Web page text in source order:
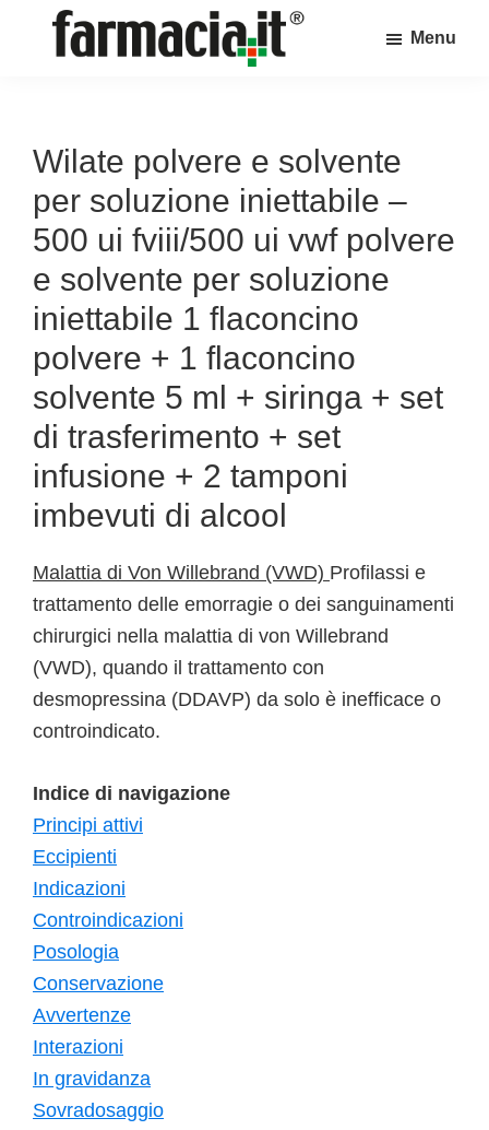
sul
mondo
della
farmacia
online
Menu
Wilate polvere e solvente
per soluzione iniettabile –
500 ui fviii/500 ui vwf polvere
e solvente per soluzione
iniettabile 1 flaconcino
polvere + 1 flaconcino
solvente 5 ml + siringa + set
di trasferimento + set
infusione + 2 tamponi
imbevuti di alcool
Malattia di Von Willebrand (VWD) Profilassi e
trattamento delle emorragie o dei sanguinamenti
chirurgici nella malattia di von Willebrand
(VWD), quando il trattamento con
desmopressina (DDAVP) da solo è inefficace o
controindicato.
Indice di navigazione
Principi attivi
Eccipienti
Indicazioni
Controindicazioni
Posologia
Conservazione
Avvertenze
Interazioni
In gravidanza
Sovradosaggio